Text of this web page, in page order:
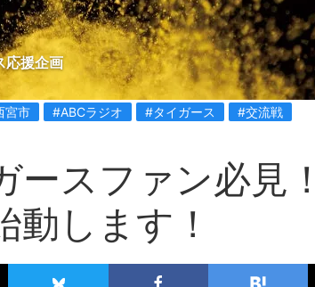
応援企画
宮市 #ABCラジオ #タイガース #交流戦
ースファン必見
動します！